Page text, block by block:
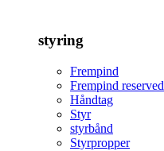
styring
Frempind
Frempind
Håndtag
Styr
styrbånd
Styrpropper